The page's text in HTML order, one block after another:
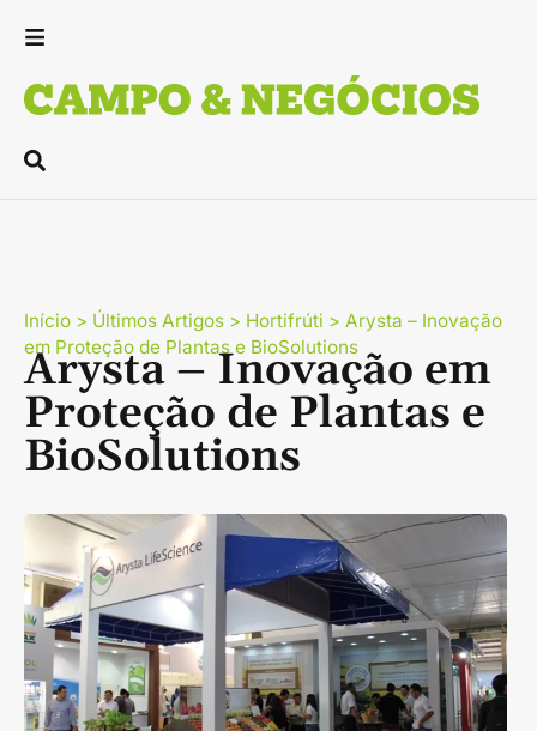
Início > Últimos Artigos > Hortifrúti > Arysta – Inovação
em Proteção de Plantas e BioSolutions
Arysta – Inovação em
Proteção de Plantas e
BioSolutions